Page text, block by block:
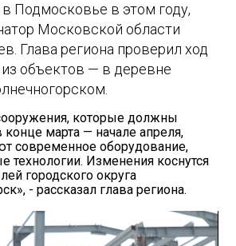
Подмосковье в этом году,
Московской области
Глава региона проверил ход
объектов — в деревне
которые должны
конце марта — начале апреля,
современное оборудование,
технологии. Изменения коснутся
городского округа
- рассказал глава региона.